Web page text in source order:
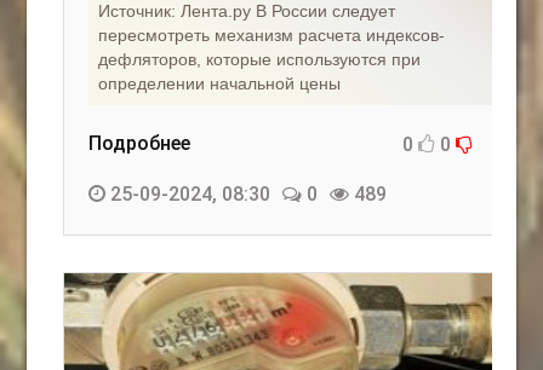
Источник: Лента.ру В России следует
пересмотреть механизм расчета индексов-
дефляторов, которые используются при
определении начальной цены
Подробнее 0 0
25-09-2024, 08:30 0 489